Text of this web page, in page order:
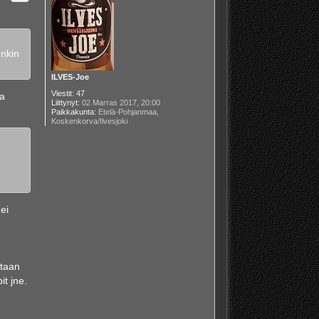
ILVES-Joe
Viestit: 47
Liittynyt: 02 Marras 2017, 20:00
Paikkakunta: Etelä-Pohjanmaa,
Koskenkorva/Ilvesjoki
jne.